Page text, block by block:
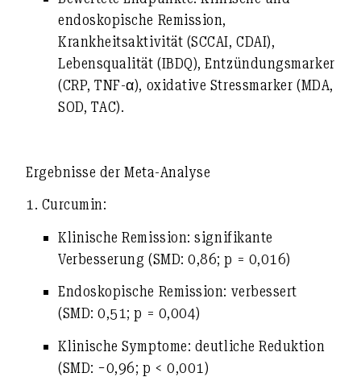
endoskopische Remission,
Krankheitsaktivität (SCCAI, CDAI),
Lebensqualität (IBDQ), Entzündungsmarker
(CRP, TNF-α), oxidative Stressmarker (MDA,
SOD, TAC).
Ergebnisse der Meta-Analyse
1. Curcumin:
Klinische Remission: signifikante
Verbesserung (SMD: 0,86; p = 0,016)
Endoskopische Remission: verbessert
(SMD: 0,51; p = 0,004)
Klinische Symptome: deutliche Reduktion
(SMD: −0,96; p < 0,001)